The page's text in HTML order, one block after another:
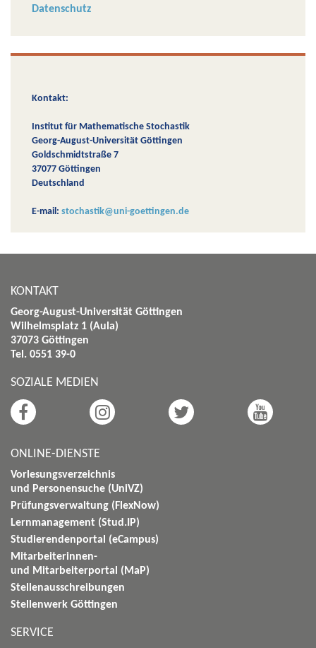
Datenschutz
Kontakt:
Institut für Mathematische Stochastik
Georg-August-Universität Göttingen
Goldschmidtstraße 7
37077 Göttingen
Deutschland
E-mail: stochastik@uni-goettingen.de
KONTAKT
Georg-August-Universität Göttingen
Wilhelmsplatz 1 (Aula)
37073 Göttingen
Tel. 0551 39-0
SOZIALE MEDIEN
ONLINE-DIENSTE
Vorlesungsverzeichnis
und Personensuche (UniVZ)
Prüfungsverwaltung (FlexNow)
Lernmanagement (Stud.IP)
Studierendenportal (eCampus)
Mitarbeiterinnen-
und Mitarbeiterportal (MaP)
Stellenausschreibungen
Stellenwerk Göttingen
SERVICE